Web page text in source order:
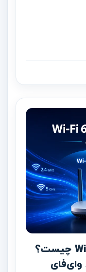
تفاوت Wi-Fi 6 و Wi-Fi 6E چیست؟